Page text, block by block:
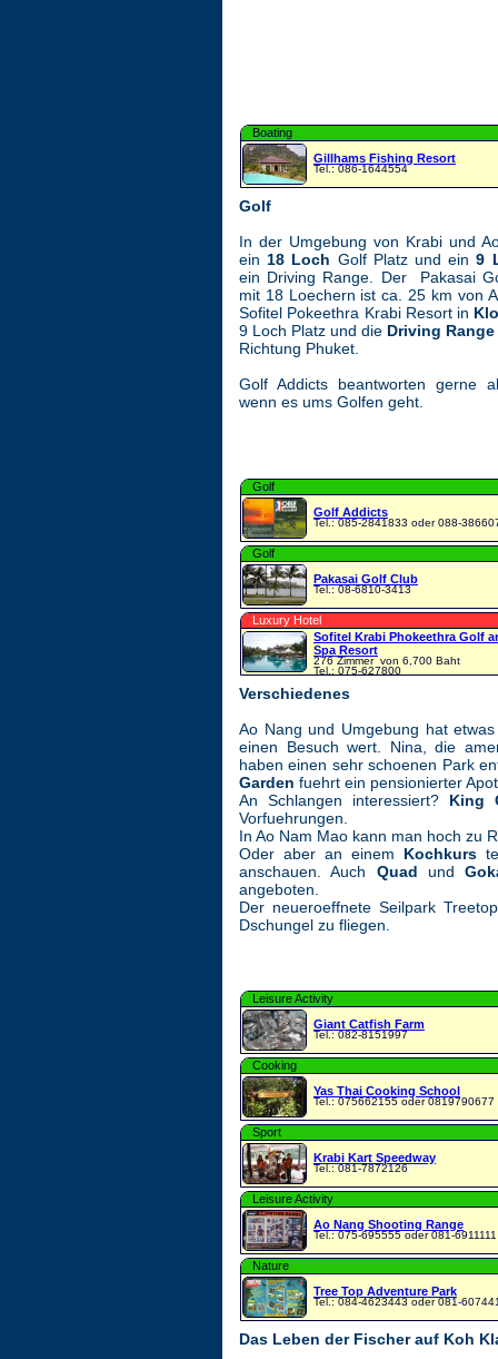
Boating
Gillhams Fishing Resort
Tel.: 086-1644554
Golf
In der Umgebung von Krabi und
ein 18 Loch Golf Platz und ein9
ein Driving Range. Der Pakasai
mit 18 Loechern ist ca. 25 km von
Sofitel Pokeethra Krabi Resort in
9 Loch Platz und die Driving Range
Richtung Phuket.
Golf Addicts beantworten gerne
wenn es ums Golfen geht.
Golf
Golf Addicts
Tel.: 085-2841833 oder 088-
Golf
Pakasai Golf Club
Tel.: 08-6810-3413
Luxury Hotel
Sofitel Krabi Phokeethra Golf
Spa Resort
276 Zimmervon 6,700 Baht
Tel.: 075-627800
Verschiedenes
Ao Nang und Umgebung hat
einen Besuch wert. Nina, die
haben einen sehr schoenen Park
Garden fuehrt ein pensionierter
An Schlangen interessiert? King
Vorfuehrungen.
In Ao Nam Mao kann man hoch zu
Oder aber an einem Kochkurs
anschauen. Auch Quad und
angeboten.
Der neueroeffnete Seilpark
Dschungel zu fliegen.
Leisure Activity
Giant Catfish Farm
Tel.: 082-8151997
Cooking
Yas Thai Cooking School
Tel.: 075662155 oder 0819790677
Sport
Krabi Kart Speedway
Tel.: 081-7872126
Leisure Activity
Ao Nang Shooting Range
Tel.: 075-695555 oder 081-6911111
Nature
Tree Top Adventure Park
Tel.: 084-4623443 oder 081-
Das Leben der Fischer auf Koh